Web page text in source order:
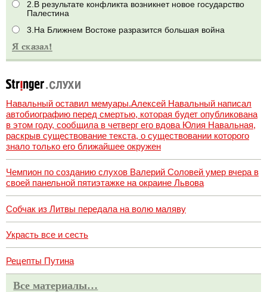
2.В результате конфликта возникнет новое государство
Палестина
3.На Ближнем Востоке разразится большая война
Навальный оставил мемуары.Алексей Навальный написал
автобиографию перед смертью, которая будет опубликована
в этом году, сообщила в четверг его вдова Юлия Навальная,
раскрыв существование текста, о существовании которого
знало только его ближайшее окружен
Чемпион по созданию слухов Валерий Соловей умер вчера в
своей панельной пятиэтажке на окраине Львова
Собчак из Литвы передала на волю маляву
Украсть все и сесть
Рецепты Путина
Все материалы…